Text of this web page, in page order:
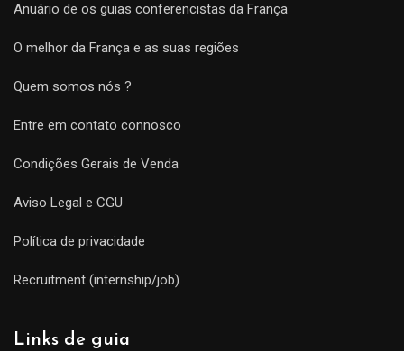
Anuário de os guias conferencistas da França
O melhor da França e as suas regiões
Quem somos nós ?
Entre em contato connosco
Condições Gerais de Venda
Aviso Legal e CGU
Política de privacidade
Recruitment (internship/job)
Links de guia